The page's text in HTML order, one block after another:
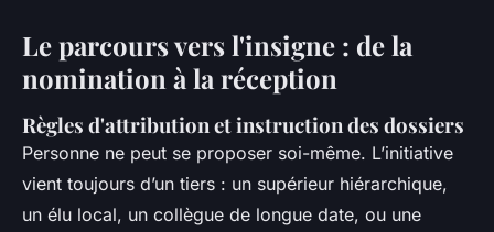
Le parcours vers l'insigne : de la
nomination à la réception
Règles d'attribution et instruction des dossiers
Personne ne peut se proposer soi-même. L’initiative
vient toujours d’un tiers : un supérieur hiérarchique,
un élu local, un collègue de longue date, ou une